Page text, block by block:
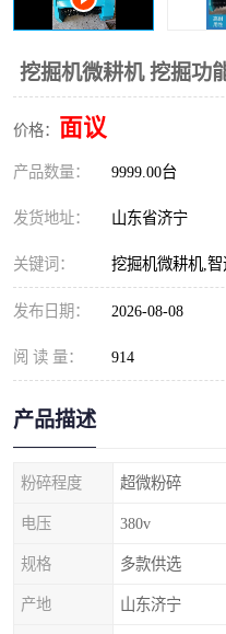
挖掘机微耕机 挖掘功
价格： 面议
产品数量： 9999.00台
发货地址： 山东省济宁
关键词： 挖掘机微耕机,
发布日期： 2026-08-08
阅 读 量： 914
产品描述
粉碎程度 超微粉碎
电压 380v
规格 多款供选
产地 山东济宁
清扫器
挖树机
滚筒筛
挖掘机破碎斗